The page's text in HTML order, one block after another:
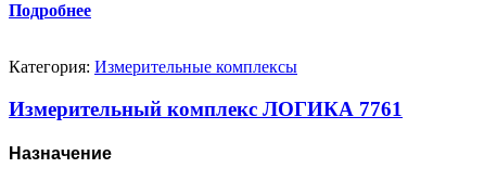
Подробнее
Категория: Измерительные комплексы
Измерительный комплекс ЛОГИКА 7761
Назначение